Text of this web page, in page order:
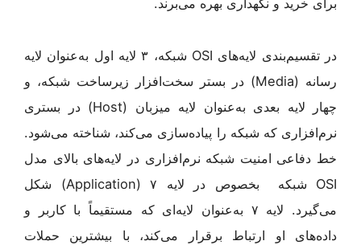
برای خرید و نگهداری بهره می‌برند.
در تقسیم‌بندی لایه‌های OSI شبکه، ۳ لایه اول به‌عنوان لایه
رسانه (Media) در بستر سخت‌افزار زیرساخت شبکه، و
چهار لایه بعدی به‌عنوان لایه میزبان (Host) در بستری
نرم‌افزاری که شبکه را پیاده‌سازی می‌کند، شناخته می‌شود.
خط دفاعی امنیت شبکه نرم‌افزاری در لایه‌های بالای مدل
OSI شبکه بخصوص در لایه ۷ (Application) شکل
می‌گیرد. لایه ۷ به‌عنوان لایه‌ای که مستقیماً با کاربر و
داده‌های او ارتباط برقرار می‌کند، با بیشترین حملات